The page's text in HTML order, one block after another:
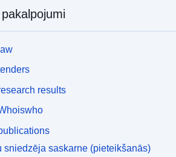
results
sniedzēja saskarne (pieteikšanās)